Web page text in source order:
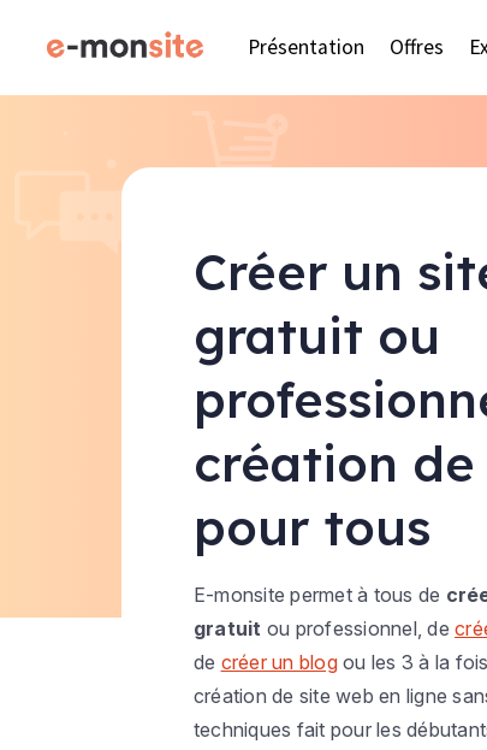
Présentation Offres
Créer un
gratuit ou
création
pour tous
E-monsite permet à tous de
gratuit ou professionnel, de
de créer un blogou les 3 à la
création de site web en ligne
techniques fait pour les